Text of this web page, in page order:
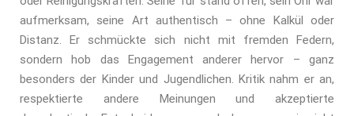
aufmerksam, seine Art authentisch – ohne Kalkül oder
Distanz. Er schmückte sich nicht mit fremden Federn,
sondern hob das Engagement anderer hervor – ganz
besonders der Kinder und Jugendlichen. Kritik nahm er an,
respektierte andere Meinungen und akzeptierte